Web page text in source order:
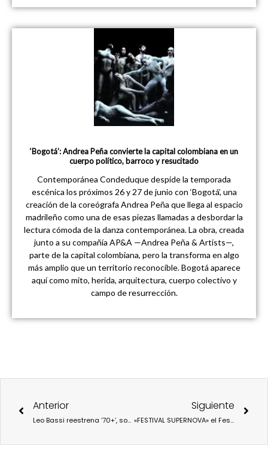
‘Bogotá’: Andrea Peña convierte la capital colombiana en un
cuerpo político, barroco y resucitado
Contemporánea Condeduque despide la temporada
escénica los próximos 26 y 27 de junio con ‘Bogotá’, una
creación de la coreógrafa Andrea Peña que llega al espacio
madrileño como una de esas piezas llamadas a desbordar la
lectura cómoda de la danza contemporánea. La obra, creada
junto a su compañía AP&A —Andrea Peña & Artists—,
parte de la capital colombiana, pero la transforma en algo
más amplio que un territorio reconocible. Bogotá aparece
aquí como mito, herida, arquitectura, cuerpo colectivo y
campo de resurrección.
Anterior
Leo Bassi reestrena ’70+’, sobre la alegría de pasar de setenta años
Siguiente
«FESTIVAL SUPERNOVA» el Festival de danza y performance.